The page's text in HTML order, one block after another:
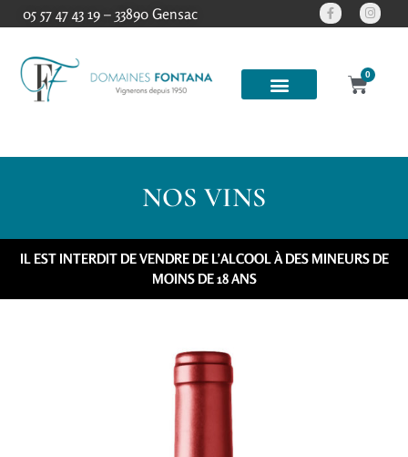
principal
05 57 47 43 19 – 33890 Gensac
0
NOS VINS
IL EST INTERDIT DE VENDRE DE L’ALCOOL À DES MINEURS DE
MOINS DE 18 ANS